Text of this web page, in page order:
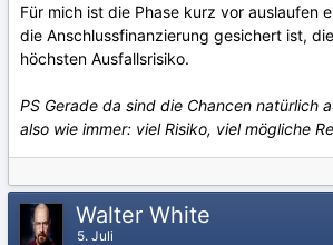
Für mich ist die Phase kurz vor auslaufen
die Anschlussfinanzierung gesichert ist,
höchsten Ausfallsrisiko.
PS Gerade da sind die Chancen natürlich
also wie immer: viel Risiko, viel mögliche
Walter White
5. Juli